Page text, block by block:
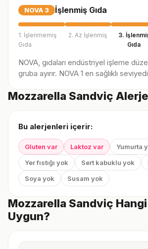
NOVA 3 İşlenmiş Gıda
1. İşlenmemiş
Gıda
2. Az İşlenmiş
3.
Gıda
NOVA, gıdaları endüstriyel işleme
gruba ayırır. NOVA 1 en sağlıklı
Mozzarella Sandviç
Bu alerjenleri içerir:
Gluten var Laktoz var
Yumurta
Yer fıstığı yok
Sert kabuklu yok
Soya yok
Susam yok
Mozzarella Sandviç
Uygun?